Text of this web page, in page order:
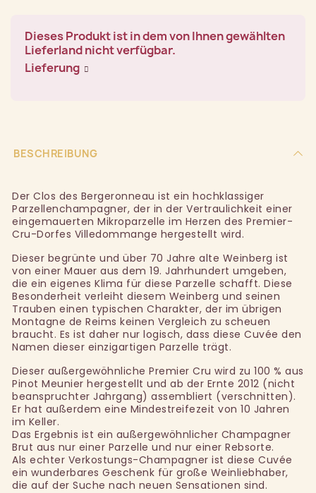
Dieses Produkt ist in dem von Ihnen gewählten
Lieferland nicht verfügbar.
Lieferung
BESCHREIBUNG
Der Clos des Bergeronneau ist ein hochklassiger
Parzellenchampagner, der in der Vertraulichkeit einer
eingemauerten Mikroparzelle im Herzen des Premier-
Cru-Dorfes Villedommange hergestellt wird.
Dieser begrünte und über 70 Jahre alte Weinberg ist
von einer Mauer aus dem 19. Jahrhundert umgeben,
die ein eigenes Klima für diese Parzelle schafft. Diese
Besonderheit verleiht diesem Weinberg und seinen
Trauben einen typischen Charakter, der im übrigen
Montagne de Reims keinen Vergleich zu scheuen
braucht. Es ist daher nur logisch, dass diese Cuvée den
Namen dieser einzigartigen Parzelle trägt.
Dieser außergewöhnliche Premier Cru wird zu 100 % aus
Pinot Meunier hergestellt und ab der Ernte 2012 (nicht
beanspruchter Jahrgang) assembliert (verschnitten).
Er hat außerdem eine Mindestreifezeit von 10 Jahren
im Keller.
Das Ergebnis ist ein außergewöhnlicher Champagner
Brut aus nur einer Parzelle und nur einer Rebsorte.
Als echter Verkostungs-Champagner ist diese Cuvée
ein wunderbares Geschenk für große Weinliebhaber,
die auf der Suche nach neuen Sensationen sind.